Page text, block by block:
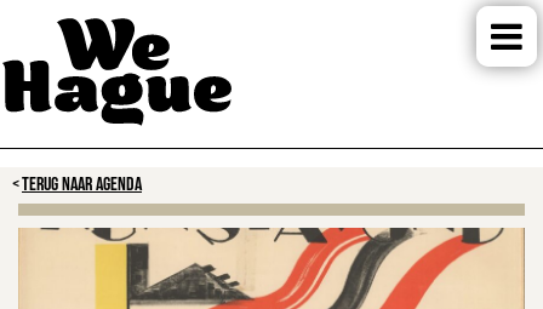
TERUG NAAR AGENDA